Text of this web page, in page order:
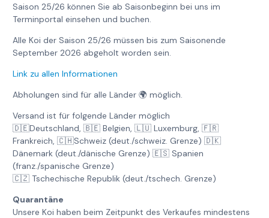
Saison 25/26 können Sie ab Saisonbeginn bei uns im
Terminportal einsehen und buchen.
Alle Koi der Saison 25/26 müssen bis zum Saisonende
September 2026 abgeholt worden sein.
Link zu allen Informationen
Abholungen sind für alle Länder 🌍 möglich.
Versand ist für folgende Länder möglich
🇩🇪Deutschland, 🇧🇪 Belgien, 🇱🇺 Luxemburg, 🇫🇷
Frankreich, 🇨🇭Schweiz (deut./schweiz. Grenze) 🇩🇰
Dänemark (deut./dänische Grenze) 🇪🇸 Spanien
(franz./spanische Grenze)
🇨🇿 Tschechische Republik (deut./tschech. Grenze)
Quarantäne
Unsere Koi haben beim Zeitpunkt des Verkaufes mindestens